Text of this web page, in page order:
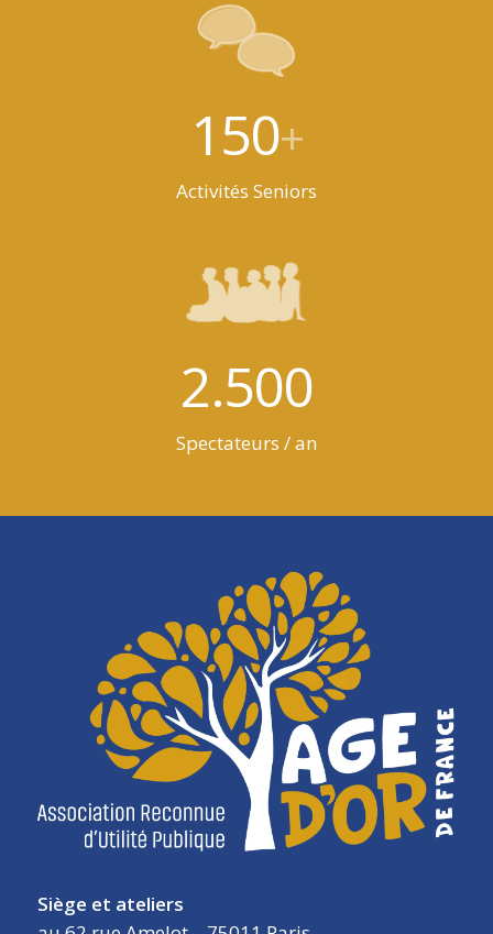
150+
Activités Seniors
2.500
Spectateurs / an
Siège et ateliers